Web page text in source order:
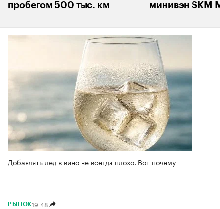
пробегом 500 тыс. км
минивэн SKM
Добавлять лед в вино не всегда плохо. Вот почему
РЫНОК19:48